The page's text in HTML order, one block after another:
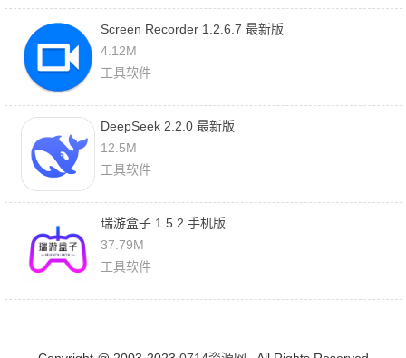
Screen Recorder 1.2.6.7 最新版
4.12M
工具软件
DeepSeek 2.2.0 最新版
12.5M
工具软件
瑞游盒子 1.5.2 手机版
37.79M
工具软件